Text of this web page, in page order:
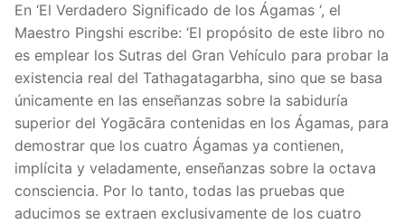
En ‘El Verdadero Significado de los Ágamas ‘, el
Maestro Pingshi escribe: ‘El propósito de este libro no
es emplear los Sutras del Gran Vehículo para probar la
existencia real del Tathagatagarbha, sino que se basa
únicamente en las enseñanzas sobre la sabiduría
superior del Yogācāra contenidas en los Ágamas, para
demostrar que los cuatro Ágamas ya contienen,
implícita y veladamente, enseñanzas sobre la octava
consciencia. Por lo tanto, todas las pruebas que
aducimos se extraen exclusivamente de los cuatro